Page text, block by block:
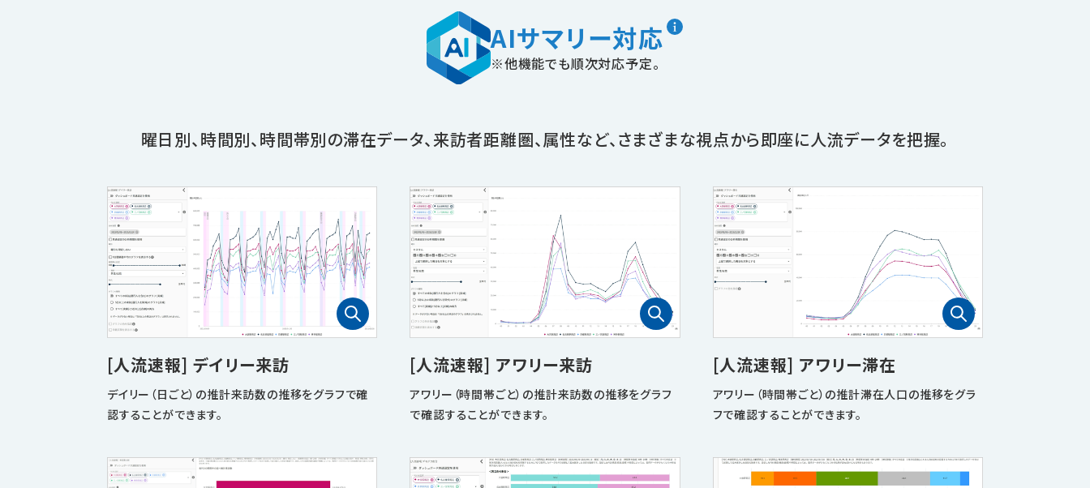
AIサマリー対応
※他機能でも順次対応予定。
曜日別、時間別、時間帯別の滞在データ、 来訪者距離圏、属性など、さまざまな視点から即座に人流データを把握。
[人流速報] デイリー来訪
デイリー（日ごと）の推計来訪数の推移をグラフで確
認することができます。
[人流速報] アワリー来訪
アワリー（時間帯ごと）の推計来訪数の推移をグラフ
で確認することができます。
[人流速報] アワリー滞在
アワリー（時間帯ごと）の推計滞在人口の推移をグラ
フで確認することができます。